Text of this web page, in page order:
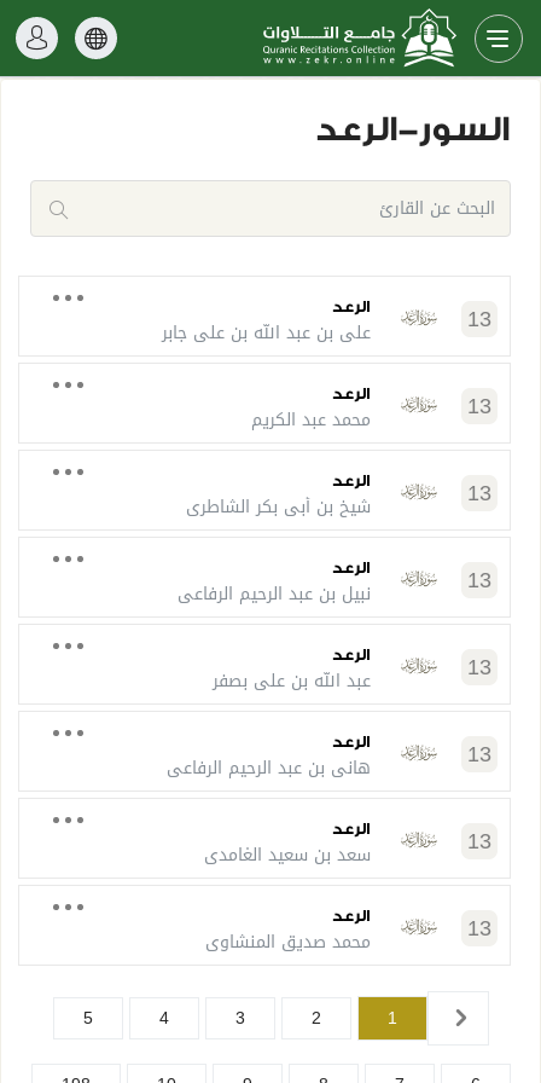
السور-الرعد
13 الرعد
علي بن عبد الله بن علي جابر
13 الرعد
محمد عبد الكريم
13 الرعد
شيخ بن أبي بكر الشاطري
13 الرعد
نبيل بن عبد الرحيم الرفاعي
13 الرعد
عبد الله بن علي بصفر
13 الرعد
هاني بن عبد الرحيم الرفاعي
13 الرعد
سعد بن سعيد الغامدي
13 الرعد
محمد صديق المنشاوي
1
2
3
4
5